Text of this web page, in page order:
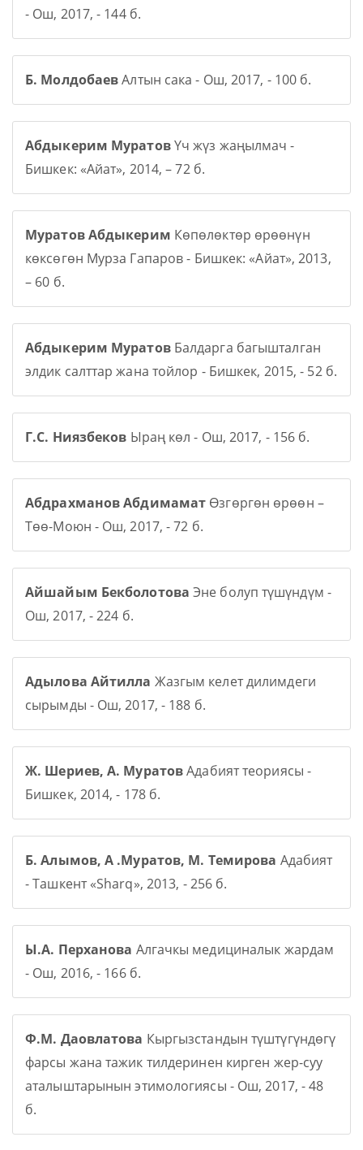
- Ош, 2017, - 144 б.
Б. МолдобаевАлтын сака - Ош, 2017, - 100 б.
Абдыкерим МуратовҮч жүз жаңылмач -
Бишкек: «Айат», 2014, – 72 б.
Муратов Абдыкерим Көпөлөктөр өрөөнүн
көксөгөн Мурза Гапаров - Бишкек: «Айат», 2013,
– 60 б.
Абдыкерим МуратовБалдарга багышталган
элдик салттар жана тойлор - Бишкек, 2015, - 52 б.
Г.С. Ниязбеков Ыраң көл - Ош, 2017, - 156 б.
Абдрахманов Абдимамат Өзгөргөн өрөөн –
Төө-Моюн - Ош, 2017, - 72 б.
Айшайым Бекболотова Эне болуп түшүндүм -
Ош, 2017, - 224 б.
Адылова Айтилла Жазгым келет дилимдеги
сырымды - Ош, 2017, - 188 б.
Ж. Шериев, А. МуратовАдабият теориясы -
Бишкек, 2014, - 178 б.
Б. Алымов, А .Муратов, М. Темирова Адабият
- Ташкент «Sharq», 2013, - 256 б.
Ы.А. Перханова Алгачкы медициналык жардам
- Ош, 2016, - 166 б.
Ф.М. Даовлатова Кыргызстандын түштүгүндөгү
фарсы жана тажик тилдеринен кирген жер-суу
аталыштарынын этимологиясы - Ош, 2017, - 48
б.